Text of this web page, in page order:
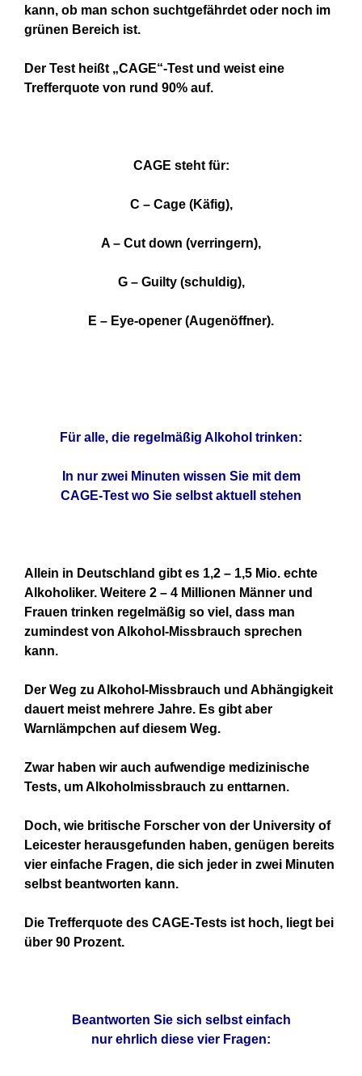
kann, ob man schon suchtgefährdet oder noch im
grünen Bereich ist.
Der Test heißt „CAGE“-Test und weist eine
Trefferquote von rund 90% auf.
CAGE steht für:
C – Cage (Käfig),
A – Cut down (verringern),
G – Guilty (schuldig),
E – Eye-opener (Augenöffner).
Für alle, die regelmäßig Alkohol trinken:
In nur zwei Minuten wissen Sie mit dem
CAGE-Test wo Sie selbst aktuell stehen
Allein in Deutschland gibt es 1,2 – 1,5 Mio. echte
Alkoholiker. Weitere 2 – 4 Millionen Männer und
Frauen trinken regelmäßig so viel, dass man
zumindest von Alkohol-Missbrauch sprechen
kann.
Der Weg zu Alkohol-Missbrauch und Abhängigkeit
dauert meist mehrere Jahre. Es gibt aber
Warnlämpchen auf diesem Weg.
Zwar haben wir auch aufwendige medizinische
Tests, um Alkoholmissbrauch zu enttarnen.
Doch, wie britische Forscher von der University of
Leicester herausgefunden haben, genügen bereits
vier einfache Fragen, die sich jeder in zwei Minuten
selbst beantworten kann.
Die Trefferquote des CAGE-Tests ist hoch, liegt bei
über 90 Prozent.
Beantworten Sie sich selbst einfach
nur ehrlich diese vier Fragen: